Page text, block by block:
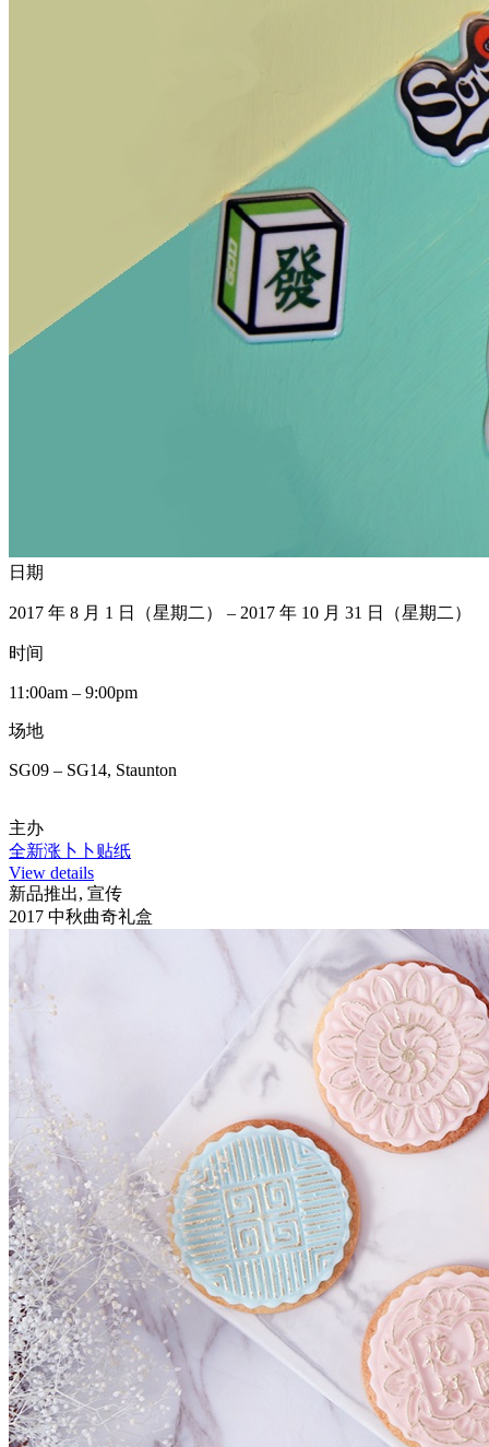
日期
2017 年 8 月 1 日（星期二） – 2017 年 10 月 31 日（星期二）
时间
11:00am – 9:00pm
场地
SG09 – SG14, Staunton
主办
全新涨卜卜贴纸
View details
新品推出, 宣传
2017 中秋曲奇礼盒